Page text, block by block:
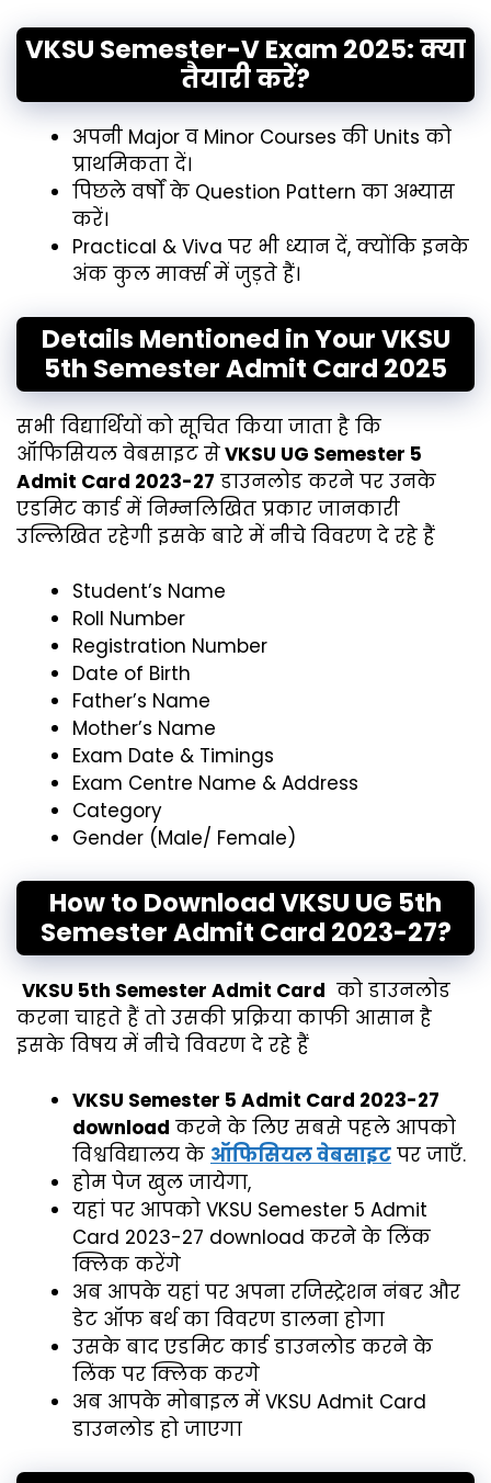
VKSU Semester-V Exam 2025: क्या
तैयारी करें?
अपनी Major व Minor Courses की Units को
प्राथमिकता दें।
पिछले वर्षों के Question Pattern का अभ्यास
करें।
Practical & Viva पर भी ध्यान दें, क्योंकि इनके
अंक कुल मार्क्स में जुड़ते हैं।
Details Mentioned in Your VKSU
5th Semester Admit Card 2025
सभी विद्यार्थियों को सूचित किया जाता है कि
ऑफिसियल वेबसाइट सेVKSU UG Semester 5
Admit Card 2023-27 डाउनलोड करने पर उनके
एडमिट कार्ड में निम्नलिखित प्रकार जानकारी
उल्लिखित रहेगी इसके बारे में नीचे विवरण दे रहे हैं
Student’s Name
Roll Number
Registration Number
Date of Birth
Father’s Name
Mother’s Name
Exam Date & Timings
Exam Centre Name & Address
Category
Gender (Male/ Female)
How to Download VKSU UG 5th
Semester Admit Card 2023-27?
VKSU 5th Semester Admit Card को डाउनलोड
करना चाहते हैं तो उसकी प्रक्रिया काफी आसान है
इसके विषय में नीचे विवरण दे रहे हैं
VKSU Semester 5 Admit Card 2023-27
download करने के लिए सबसे पहले आपको
विश्वविद्यालय के ऑफिसियल वेबसाइट पर जाएँ.
होम पेज खुल जायेगा,
यहां पर आपको VKSU Semester 5 Admit
Card 2023-27 download करने‌ के लिंक
क्लिक करेंगे
अब आपके यहां पर अपना रजिस्ट्रेशन नंबर और
डेट ऑफ बर्थ का विवरण डालना होगा
उसके बाद एडमिट कार्ड डाउनलोड करने‌ के
लिंक पर क्लिक करगे
अब आपके मोबाइल में VKSU Admit Card
डाउनलोड हो जाएगा